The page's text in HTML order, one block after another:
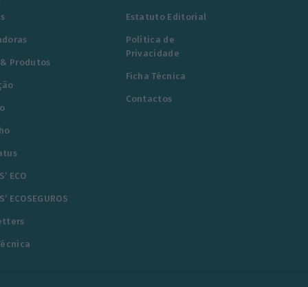
Produtos
ECO
ECOSEGUROS
Estatuto Editorial
Política de
Privacidade
Ficha Técnica
Contactos